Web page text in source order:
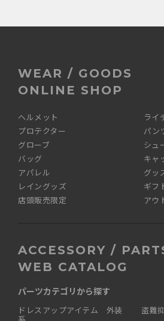
WEAR / GOODS
ONLINE SHOP
ヘルメット
ライ
プロテクター
パン
グローブ
シュ
バッグ
キャ
アパレル
グッ
レイングッズ
ギフ
店頭販売限定
アウ
ACCESSORY /
WEB CATALOG
パーツカテゴリから探す
ドレスアップアイテム 外装
盗難